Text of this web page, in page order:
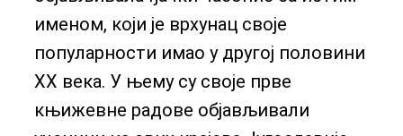
именом, који је врхунац своје
популарности имао у другој половини
ХХ века. У њему су своје прве
књижевне радове објављивали